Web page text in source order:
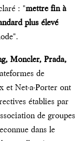
: "mettre fin à
plus élevé
Moncler, Prada,
de
et Net-a-Porter ont
établies par
de groupes
dans le